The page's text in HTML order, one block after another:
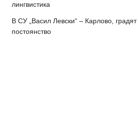
лингвистика
В СУ „Васил Левски“ – Карлово, градят
постоянство